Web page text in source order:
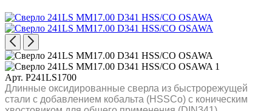
Арт. P241LS1700
Длинные оксидированные сверла из быстрорежущей
стали с добавлением кобальта (HSSCo) с коническим